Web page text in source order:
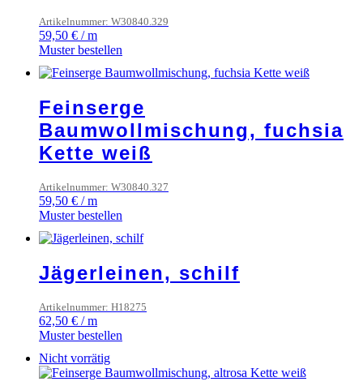
Artikelnummer: W30840.329
59,50 € /m
Muster bestellen
Feinserge
Baumwollmischung, fuchsia
Kette weiß
Artikelnummer: W30840.327
59,50 € /m
Muster bestellen
Jägerleinen, schilf
Artikelnummer: H18275
62,50 € /m
Muster bestellen
Nicht vorrätig